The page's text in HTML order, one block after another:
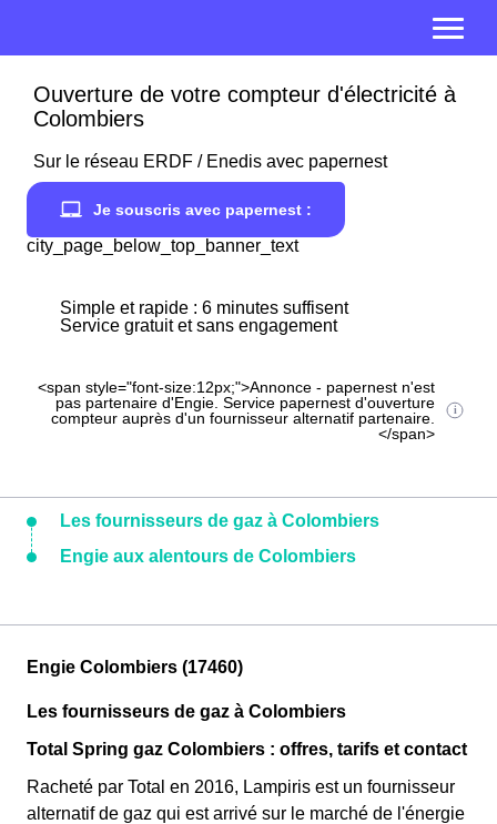
Ouverture de votre compteur d'électricité à
Colombiers
Sur le réseau ERDF / Enedis avec papernest
Je souscris avec papernest :
city_page_below_top_banner_text
Simple et rapide : 6 minutes suffisent
Service gratuit et sans engagement
<span style="font-size:12px;">Annonce - papernest n'est
pas partenaire d'Engie. Service papernest d'ouverture
compteur auprès d'un fournisseur alternatif partenaire.
</span>
Les fournisseurs de gaz à Colombiers
Engie aux alentours de Colombiers
Engie Colombiers (17460)
Les fournisseurs de gaz à Colombiers
Total Spring gaz Colombiers : offres, tarifs et contact
Racheté par Total en 2016, Lampiris est un fournisseur
alternatif de gaz qui est arrivé sur le marché de l'énergie